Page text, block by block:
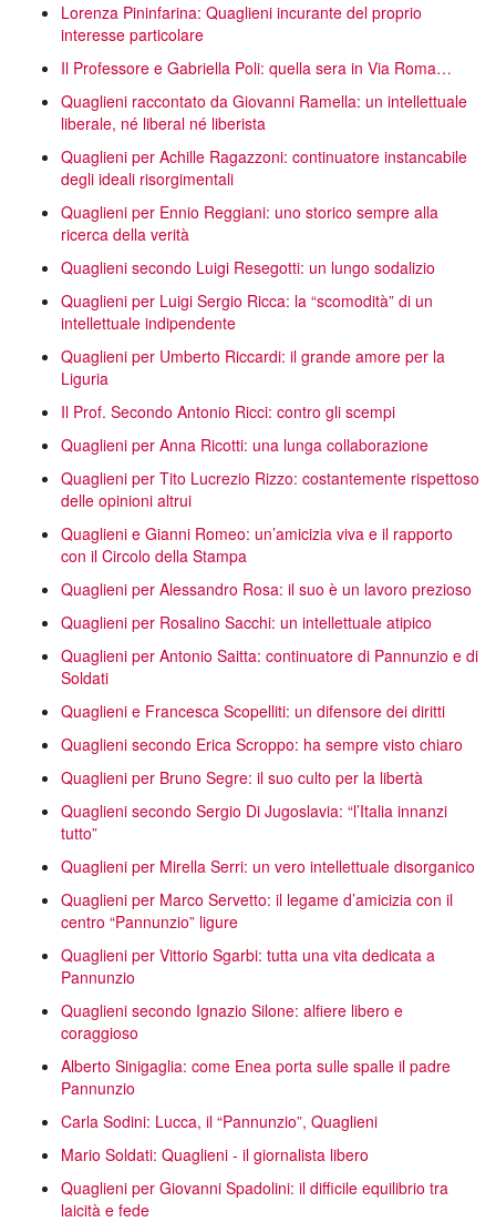
Lorenza Pininfarina: Quaglieni incurante del proprio
interesse particolare
Il Professore e Gabriella Poli: quella sera in Via Roma…
Quaglieni raccontato da Giovanni Ramella: un intellettuale
liberale, né liberal né liberista
Quaglieni per Achille Ragazzoni: continuatore instancabile
degli ideali risorgimentali
Quaglieni per Ennio Reggiani: uno storico sempre alla
ricerca della verità
Quaglieni secondo Luigi Resegotti: un lungo sodalizio
Quaglieni per Luigi Sergio Ricca: la “scomodità” di un
intellettuale indipendente
Quaglieni per Umberto Riccardi: il grande amore per la
Liguria
Il Prof. Secondo Antonio Ricci: contro gli scempi
Quaglieni per Anna Ricotti: una lunga collaborazione
Quaglieni per Tito Lucrezio Rizzo: costantemente rispettoso
delle opinioni altrui
Quaglieni e Gianni Romeo: un’amicizia viva e il rapporto
con il Circolo della Stampa
Quaglieni per Alessandro Rosa: il suo è un lavoro prezioso
Quaglieni per Rosalino Sacchi: un intellettuale atipico
Quaglieni per Antonio Saitta: continuatore di Pannunzio e di
Soldati
Quaglieni e Francesca Scopelliti: un difensore dei diritti
Quaglieni secondo Erica Scroppo: ha sempre visto chiaro
Quaglieni per Bruno Segre: il suo culto per la libertà
Quaglieni secondo Sergio Di Jugoslavia: “l’Italia innanzi
tutto”
Quaglieni per Mirella Serri: un vero intellettuale disorganico
Quaglieni per Marco Servetto: il legame d’amicizia con il
centro “Pannunzio” ligure
Quaglieni per Vittorio Sgarbi: tutta una vita dedicata a
Pannunzio
Quaglieni secondo Ignazio Silone: alfiere libero e
coraggioso
Alberto Sinigaglia: come Enea porta sulle spalle il padre
Pannunzio
Carla Sodini: Lucca, il “Pannunzio”, Quaglieni
Mario Soldati: Quaglieni - il giornalista libero
Quaglieni per Giovanni Spadolini: il difficile equilibrio tra
laicità e fede